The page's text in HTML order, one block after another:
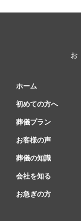
ホーム
初めての方へ
葬儀プラン
お客様の声
葬儀の知識
会社を知る
お急ぎの方